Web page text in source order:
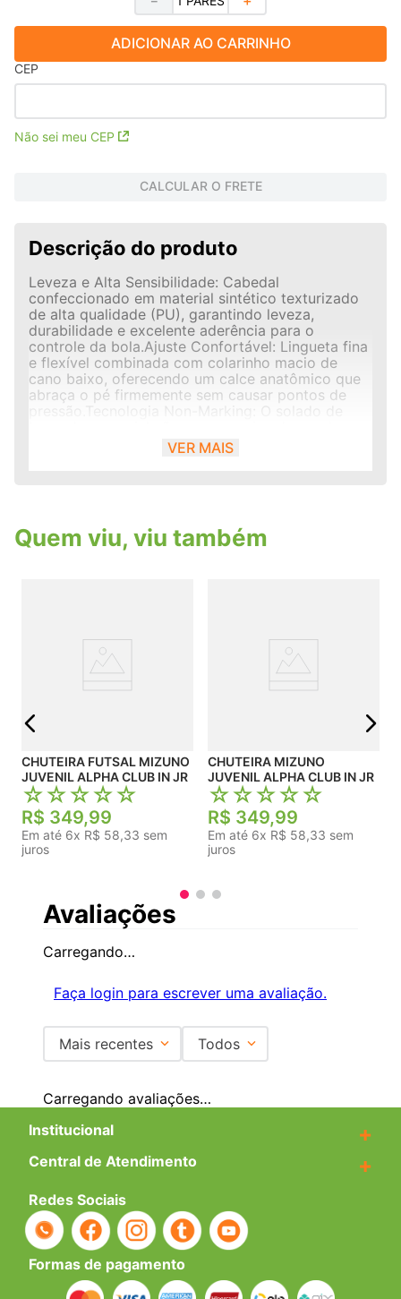
ADICIONAR AO CARRINHO
CEP
Não sei meu CEP
CALCULAR O FRETE
Descrição do produto
Leveza e Alta Sensibilidade: Cabedal
confeccionado em material sintético texturizado
de alta qualidade (PU), garantindo leveza,
durabilidade e excelente aderência para o
controle da bola.Ajuste Confortável: Lingueta fina
e flexível combinada com colarinho macio de
cano baixo, oferecendo um calce anatômico que
abraça o pé firmemente sem causar pontos de
oferece tração superior para mudanças rápidas
de direção e arrancadas
VER MAIS
Quem viu, viu também
CHUTEIRA FUTSAL MIZUNO
JUVENIL ALPHA CLUB IN JR
☆☆☆☆☆
R$ 349,99
Em até 6x R$ 58,33 sem
juros
CHUTEIRA MIZUNO
JUVENIL ALPHA CLUB IN JR
☆☆☆☆☆
R$ 349,99
Em até 6x R$ 58,33 sem
juros
Avaliações
Carregando…
Faça login para escrever uma avaliação.
Mais recentes Todos
Carregando avaliações…
Institucional
+
Central de Atendimento +
Redes Sociais
Formas de pagamento